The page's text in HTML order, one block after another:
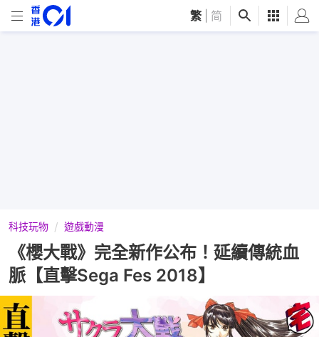
繁 简
科技玩物 遊戲動漫
《櫻大戰》完全新作公布！延續傳統血
脈【直擊Sega Fes 2018】